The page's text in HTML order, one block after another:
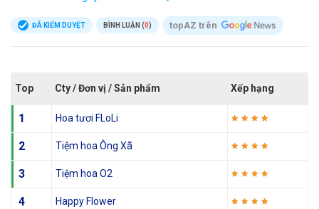
ĐÃ KIỂM DUYỆT BÌNH LUẬN (0) topAZ trên
Top Cty / Đơn vị / Sản phẩm Xếp hạng
1 Hoa tươi FLoLi
2 Tiệm hoa Ông Xã
3 Tiệm hoa O2
4 Happy Flower